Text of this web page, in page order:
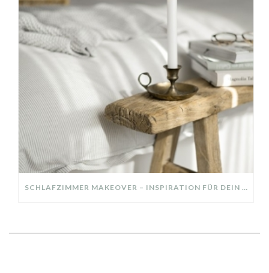
SCHLAFZIMMER MAKEOVER – INSPIRATION FÜR DEIN SCHLAFZIMMER: AUS ALT MACH NEU – HELL, GEMÜTLICH UND EINLADEND